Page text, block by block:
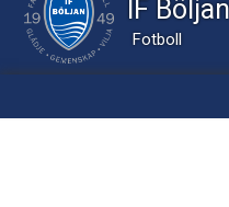
IF Böljan
Fotboll